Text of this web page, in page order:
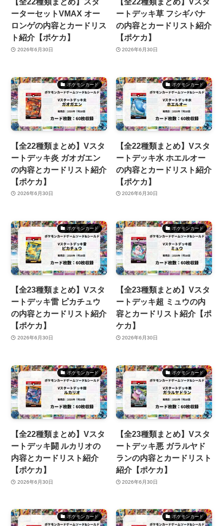
ーターセットVMAX オー
ロンゲの内容とカードリス
ト紹介【ポケカ】
2026年6月30日
ートデッキ草 フシギバナ
の内容とカードリスト紹介
【ポケカ】
2026年6月30日
ポケモンカード
【全22種類まとめ】Vスタ
ートデッキ炎 ガオガエン
の内容とカードリスト紹介
【ポケカ】
2026年6月30日
ポケモンカード
【全22種類まとめ】Vスタ
ートデッキ水 ホエルオー
の内容とカードリスト紹介
【ポケカ】
2026年6月30日
ポケモンカード
【全23種類まとめ】Vスタ
ートデッキ雷 ピカチュウ
の内容とカードリスト紹介
【ポケカ】
2026年6月30日
ポケモンカード
【全23種類まとめ】Vスタ
ートデッキ超 ミュウの内
容とカードリスト紹介【ポ
ケカ】
2026年6月30日
ポケモンカード
【全22種類まとめ】Vスタ
ートデッキ闘 ルカリオの
内容とカードリスト紹介
【ポケカ】
2026年6月30日
ポケモンカード
【全23種類まとめ】Vスタ
ートデッキ悪 ガラルヤド
ランの内容とカードリスト
紹介【ポケカ】
2026年6月30日
ポケモンカード ポケモンカード